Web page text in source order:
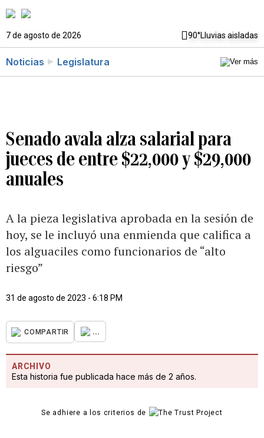
7 de agosto de 2026 90°Lluvias aisladas
Noticias Legislatura
Senado avala alza salarial para
jueces de entre $22,000 y $29,000
anuales
A la pieza legislativa aprobada en la sesión de
hoy, se le incluyó una enmienda que califica a
los alguaciles como funcionarios de “alto
riesgo”
31 de agosto de 2023 - 6:18 PM
COMPARTIR ...
ARCHIVO
Esta historia fue publicada hace más de 2 años.
Se adhiere a los criterios de